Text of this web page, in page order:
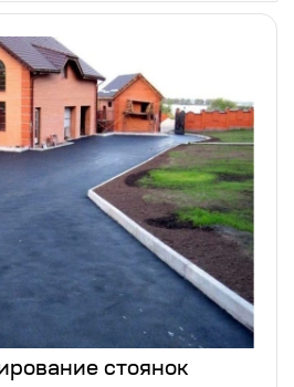
стоянок